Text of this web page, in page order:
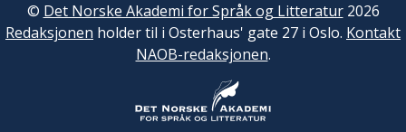
© Det Norske Akademi for Språk og Litteratur2026
Redaksjonen holder til i Osterhaus' gate 27 i Oslo. Kontakt
NAOB-redaksjonen.